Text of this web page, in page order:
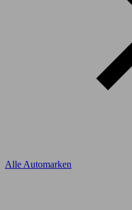
Alle Automarken